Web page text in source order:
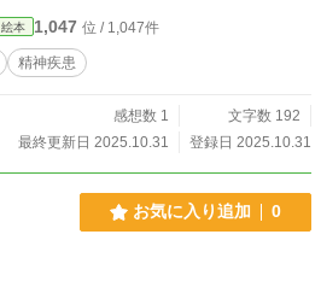
絵本 1,047 位 / 1,047件
精神疾患
感想数 1
文字数 192
最終更新日 2025.10.31
登録日 2025.10.31
お気に入り追加 0